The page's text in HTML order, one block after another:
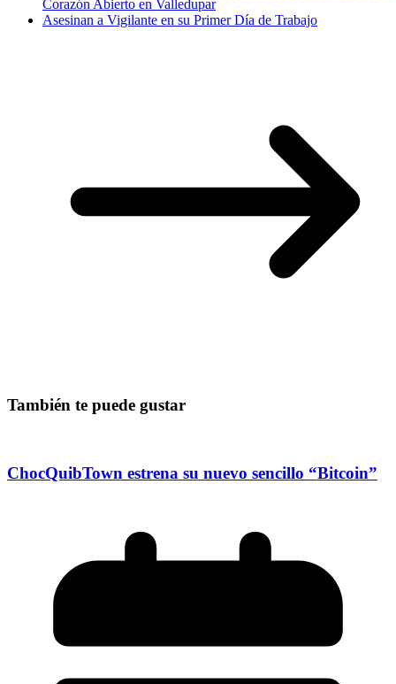
Corazón Abierto en Valledupar
Asesinan a Vigilante en su Primer Día de Trabajo
También te puede gustar
ChocQuibTown estrena su nuevo sencillo “Bitcoin”